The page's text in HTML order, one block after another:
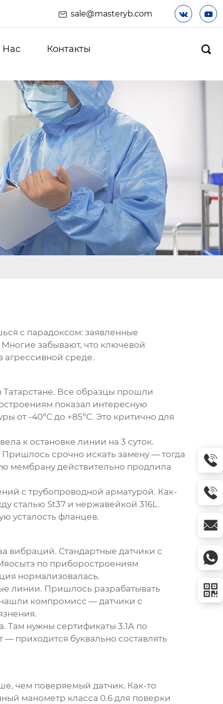
sale@masteryb.com  
Контакты 
с парадоксом: заявленные
забывают, что ключевой
агрессивной среде.
Татарстане. Все образцы прошли
показал интересную
от -40°C до +85°C. Это критично для
к остановке линии на 3 суток.
срочно искать замену — тогда
мембрану действительно продлила
с трубопроводной арматурой. Как-
сталью St37 и нержавейкой 316L.
усталость фланцев.
вибраций. Стандартные датчики с
по приборостроениям
нормализовалась.
линии. Пришлось разрабатывать
компромисс — датчики с
Там нужны сертификаты 3.1А по
приходится буквально составлять
чем поверяемый датчик. Как-то
манометр класса 0.6 для поверки